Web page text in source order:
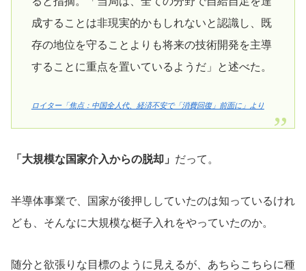
成することは非現実的かもしれないと認識し、既
存の地位を守ることよりも将来の技術開発を主導
することに重点を置いているようだ」と述べた。
ロイター「焦点：中国全人代、経済不安で「消費回復」前面に」より
「大規模な国家介入からの脱却」 だって。
半導体事業で、国家が後押ししていたのは知っているけれ
ども、そんなに大規模な梃子入れをやっていたのか。
随分と欲張りな目標のように見えるが、あちらこちらに種